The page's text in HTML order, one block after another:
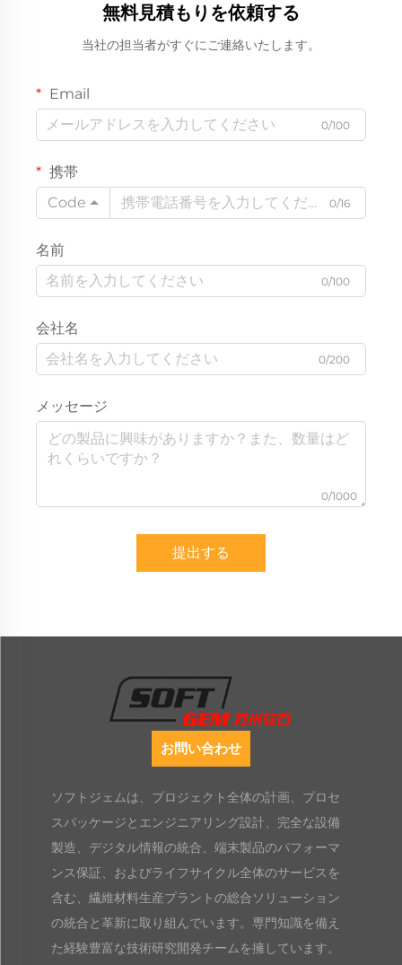
無料見積もりを依頼する
当社の担当者がすぐにご連絡いたします。
Email
0/100
携帯
Code
0/16
名前
0/100
会社名
0/200
メッセージ
0/1000
提出する
お問い合わせ
ソフトジェムは、プロジェクト全体の計画、プロセ
スパッケージとエンジニアリング設計、完全な設備
製造、デジタル情報の統合、端末製品のパフォーマ
ンス保証、およびライフサイクル全体のサービスを
含む、繊維材料生産プラントの総合ソリューション
の統合と革新に取り組んでいます。専門知識を備え
た経験豊富な技術研究開発チームを擁しています。